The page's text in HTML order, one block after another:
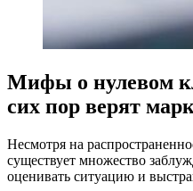
Мифы о нулевом
сих пор верят
Несмотря на
существует множество
оценивать ситуацию и